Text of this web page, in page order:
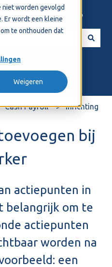
niet worden gevolgd
Er wordt een kleine
te onthouden dat
Weigeren
we je helpen?
Cash Payroll Inrichting
bij
actiepunten in
belangrijk om te
actiepunten
worden na
een